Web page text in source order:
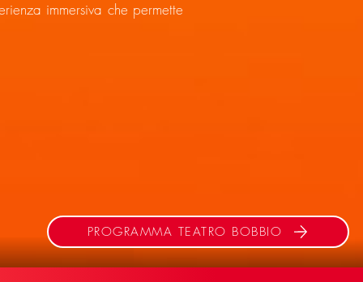
immersiva che permette
PROGRAMMA TEATRO BOBBIO